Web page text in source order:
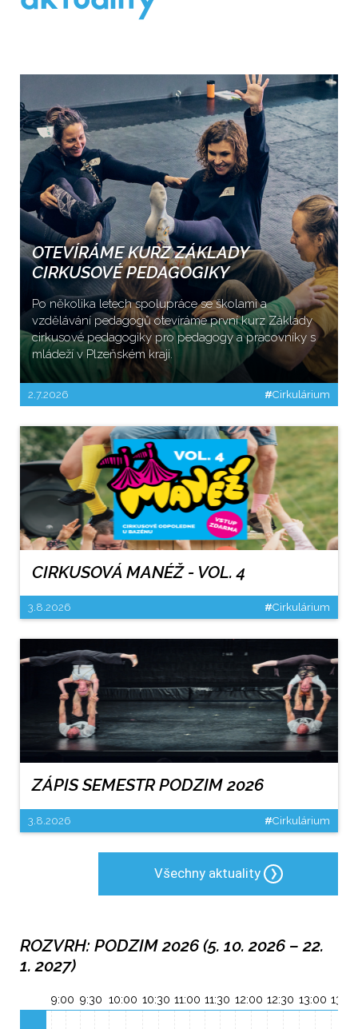
OTEVÍRÁME KURZ ZÁKLADY
CIRKUSOVÉ PEDAGOGIKY
Po několika letech spolupráce se školami a
vzdělávání pedagogů otevíráme první kurz Základy
cirkusové pedagogiky pro pedagogy a pracovníky s
mládeží v Plzeňském kraji.
2.7.2026 #Cirkulárium
CIRKUSOVÁ MANÉŽ - VOL. 4
3.8.2026 #Cirkulárium
ZÁPIS SEMESTR PODZIM 2026
3.8.2026 #Cirkulárium
Všechny aktuality
ROZVRH: PODZIM 2026 (5. 10. 2026 – 22.
1. 2027)
9:00 9:30 10:00 10:30 11:00 11:30 12:00 12:30 13:00 13:30